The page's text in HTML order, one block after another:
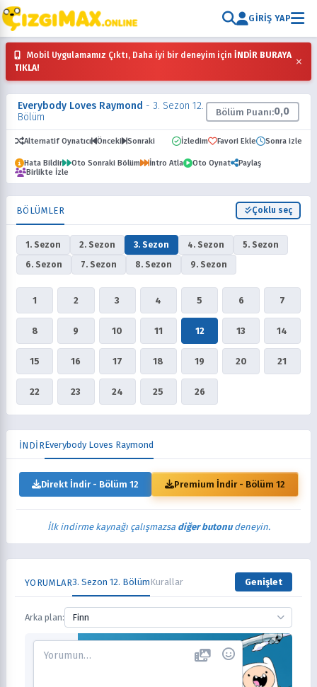
GIRIŞ YAP
Mobil Uygulamamız Çıktı, Daha iyi bir deneyim için İNDİR BURAYA
TIKLA!
×
Everybody Loves Raymond - 3. Sezon 12.
Bölüm
Bölüm Puanı:0,0
Alternatif Oynatıcı Önceki Sonraki İzledim Favori Ekle Sonra izle
Hata Bildir Oto Sonraki Bölüm İntro Atla Oto Oynat
Paylaş
Birlikte İzle
BÖLÜMLER Çoklu seç
1. Sezon 2. Sezon 3. Sezon 4. Sezon
5. Sezon
6. Sezon
7. Sezon 8. Sezon 9. Sezon
1 2 3 4 5 6 7
8 9 10 11 12 13 14
15 16 17 18 19 20 21
22 23 24 25 26
İNDİREverybody Loves Raymond
Direkt İndir - Bölüm 12 Premium İndir - Bölüm 12
İlk indirme kaynağı çalışmazsa diğer butonudeneyin.
YORUMLAR3. Sezon 12. BölümKurallar Genişlet
Arka plan: Finn